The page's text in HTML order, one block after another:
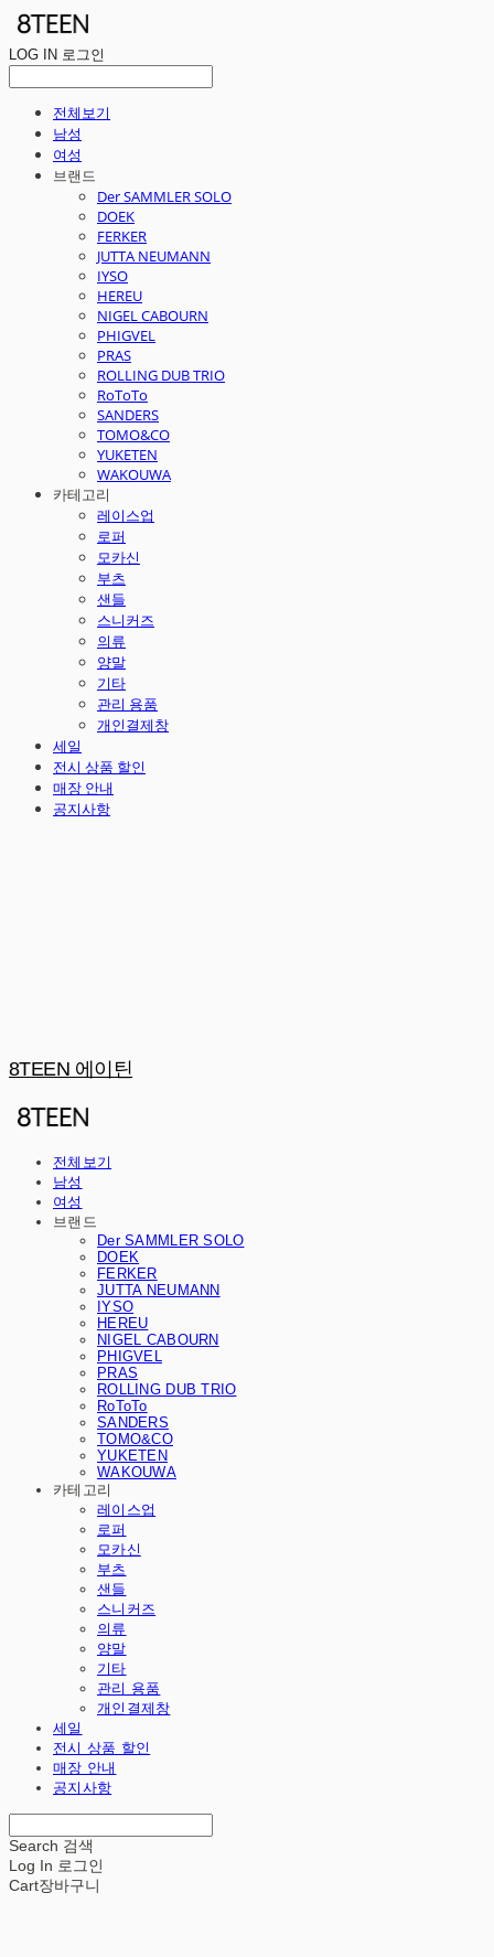
LOG IN 로그인
전체보기
남성
여성
브랜드
Der SAMMLER SOLO
DOEK
FERKER
JUTTA NEUMANN
IYSO
HEREU
NIGEL CABOURN
PHIGVEL
PRAS
ROLLING DUB TRIO
RoToTo
SANDERS
TOMO&CO
YUKETEN
WAKOUWA
카테고리
레이스업
로퍼
모카신
부츠
샌들
스니커즈
의류
양말
기타
관리 용품
개인결제창
세일
전시 상품 할인
매장 안내
공지사항
8TEEN 에이틴
전체보기
남성
여성
브랜드
Der SAMMLER SOLO
DOEK
FERKER
JUTTA NEUMANN
IYSO
HEREU
NIGEL CABOURN
PHIGVEL
PRAS
ROLLING DUB TRIO
RoToTo
SANDERS
TOMO&CO
YUKETEN
WAKOUWA
카테고리
레이스업
로퍼
모카신
부츠
샌들
스니커즈
의류
양말
기타
관리 용품
개인결제창
세일
전시 상품 할인
매장 안내
공지사항
Search 검색
Log In 로그인
Cart장바구니